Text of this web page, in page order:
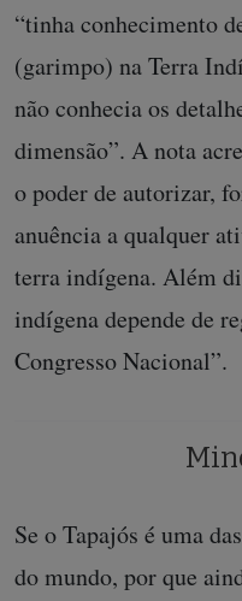
“tinha conhecimento
(garimpo) na Terra
não conhecia os
dimensão”. A nota
o poder de autorizar,
anuência a qualquer
terra indígena. Além
indígena depende de
Congresso Nacional”.
Se o Tapajós é uma
do mundo, por que